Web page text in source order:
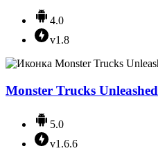
4.0
v1.8
Monster Trucks Unleashed
5.0
v1.6.6